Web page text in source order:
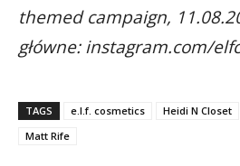
themed campaign,
główne: instagram.com/
TAGS e.l.f. cosmetics Heidi N Closet
Matt Rife